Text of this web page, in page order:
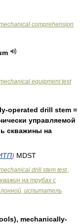
comprehension
equipment test
operated drill stem =
управляемой
скважины на
) MDST
drill stem test ,
на трубах с
испытатель
mechanically-